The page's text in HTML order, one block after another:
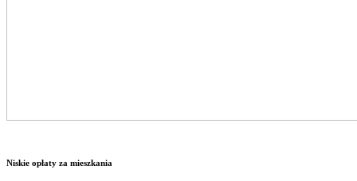
Niskie opłaty za mieszkania